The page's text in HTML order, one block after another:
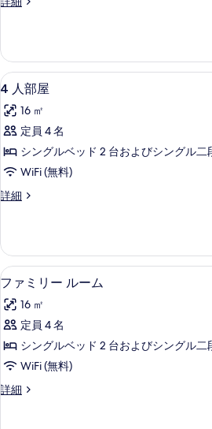
ム
す
べ
て
の
写
真
を
表
る
ル
ー
ム
詳
細
4
人
部
屋
の
す
べ
の
写
真
を
表
示
す
る
1 室
9
4 人部屋
16 ㎡
定員 4 名
シングルベッド 2 台およびシングル二
WiFi (無料)
詳細
4
の
詳
細
フ
ァ
ミ
リ
ー
ー
1 室
9
ファミリー ルーム
16 ㎡
定員 4 名
シングルベッド 2 台およびシングル二
WiFi (無料)
詳細
フ